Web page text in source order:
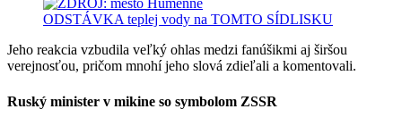
ODSTÁVKA teplej vody na TOMTO SÍDLISKU
Jeho reakcia vzbudila veľký ohlas medzi fanúšikmi aj širšou
verejnosťou, pričom mnohí jeho slová zdieľali a komentovali.
Ruský minister v mikine so symbolom ZSSR